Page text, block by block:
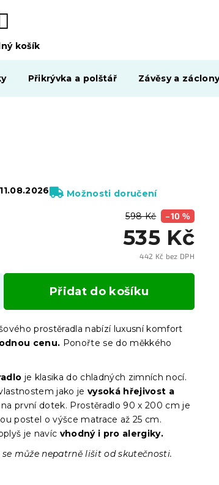
košík
Přikrývka a polštář Závěsy a
598 Kč –10 %
535 Kč
442 Kč bez DPH
cena:
11.08.2026 Možnosti doručení
Přidat do košíku
prostěradla nabízí luxusní komfort
cenu. Ponořte se do měkkého
je klasika do chladných zimních nocí.
jako jevysoká hřejivost a
první dotek. Prostěradlo 90 x 200 cm je
postel o výšce matrace až 25 cm.
je navíc vhodný i pro alergiky.
může nepatrně lišit od skutečnosti.